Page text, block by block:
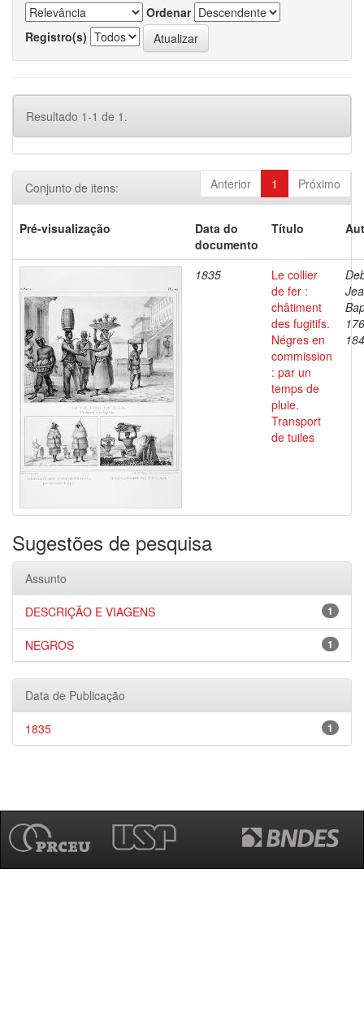
Ordenar
Registro(s)
Resultado 1-1 de 1.
Anterior 1 Próximo
Conjunto de itens:
Pré-visualização
Data do
documento
Título
1835
Le collier
de fer :
châtiment
des fugitifs.
Négres en
commission
: par un
temps de
pluie.
Transport
de tuiles
Sugestões de pesquisa
Assunto
1
DESCRIÇÃO E VIAGENS
1
NEGROS
Data de Publicação
1
1835